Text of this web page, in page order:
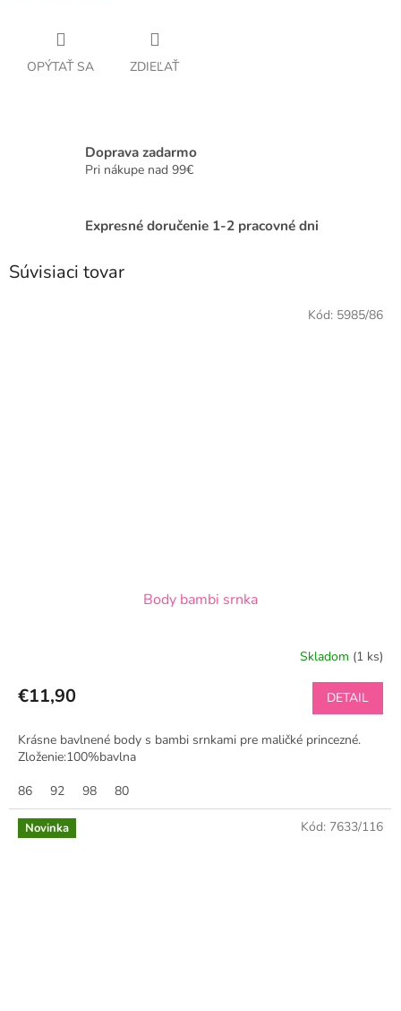
OPÝTAŤ SA ZDIEĽAŤ
Doprava zadarmo
Pri nákupe nad 99€
Expresné doručenie 1-2 pracovné dni
Súvisiaci tovar
Body bambi srnka
Skladom (1 ks)
€11,90 DETAIL
Krásne bavlnené body s bambi srnkami pre maličké princezné.
Zloženie:100%bavlna
86
92 98 80
Kód: 5985/86
Novinka Kód: 7633/116